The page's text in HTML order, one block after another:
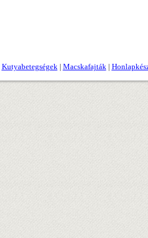
Kutyabetegségek| Macskafajták|